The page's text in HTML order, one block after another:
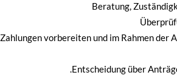
Beratung,
Zahlungen vorbereiten und im Rahmen der
Entscheidung über